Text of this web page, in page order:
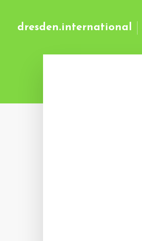
dresden.international